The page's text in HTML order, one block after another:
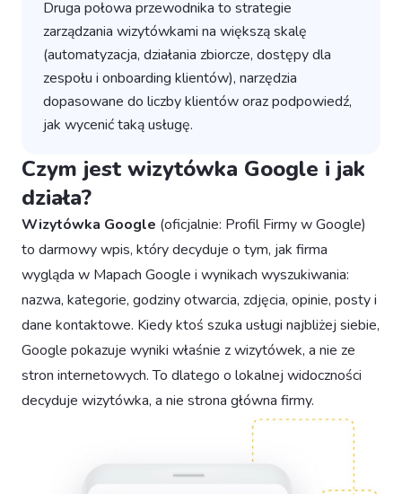
Druga połowa przewodnika to strategie
zarządzania wizytówkami na większą skalę
(automatyzacja, działania zbiorcze, dostępy dla
zespołu i onboarding klientów), narzędzia
dopasowane do liczby klientów oraz podpowiedź,
jak wycenić taką usługę.
Czym jest wizytówka Google i jak
działa?
Wizytówka Google (oficjalnie: Profil Firmy w Google)
to darmowy wpis, który decyduje o tym, jak firma
wygląda w Mapach Google i wynikach wyszukiwania:
nazwa, kategorie, godziny otwarcia, zdjęcia, opinie, posty i
dane kontaktowe. Kiedy ktoś szuka usługi najbliżej siebie,
Google pokazuje wyniki właśnie z wizytówek, a nie ze
stron internetowych. To dlatego o lokalnej widoczności
decyduje wizytówka, a nie strona główna firmy.